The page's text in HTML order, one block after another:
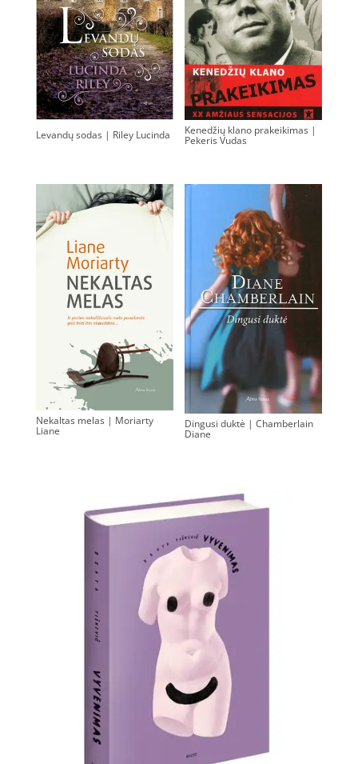
Levandų sodas | Riley Lucinda Kenedžių klano prakeikimas |
Pekeris Vudas
Nekaltas melas | Moriarty
Liane
Dingusi duktė | Chamberlain
Diane